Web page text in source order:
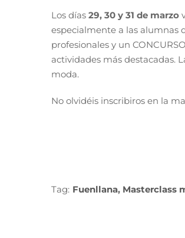
Los días 29, 30 y 31 de marzo
especialmente a las alumnas
profesionales y un
actividades más destacadas.
moda.
No olvidéis inscribiros en la
Tag: Fuenllana, Masterclass